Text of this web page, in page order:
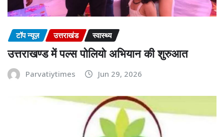
टॉप न्यूज़ उत्तराखंड स्वास्थ्य
उत्तराखण्ड में पल्स पोलियो अभियान की शुरुआत
Parvatiytimes Jun 29, 2026